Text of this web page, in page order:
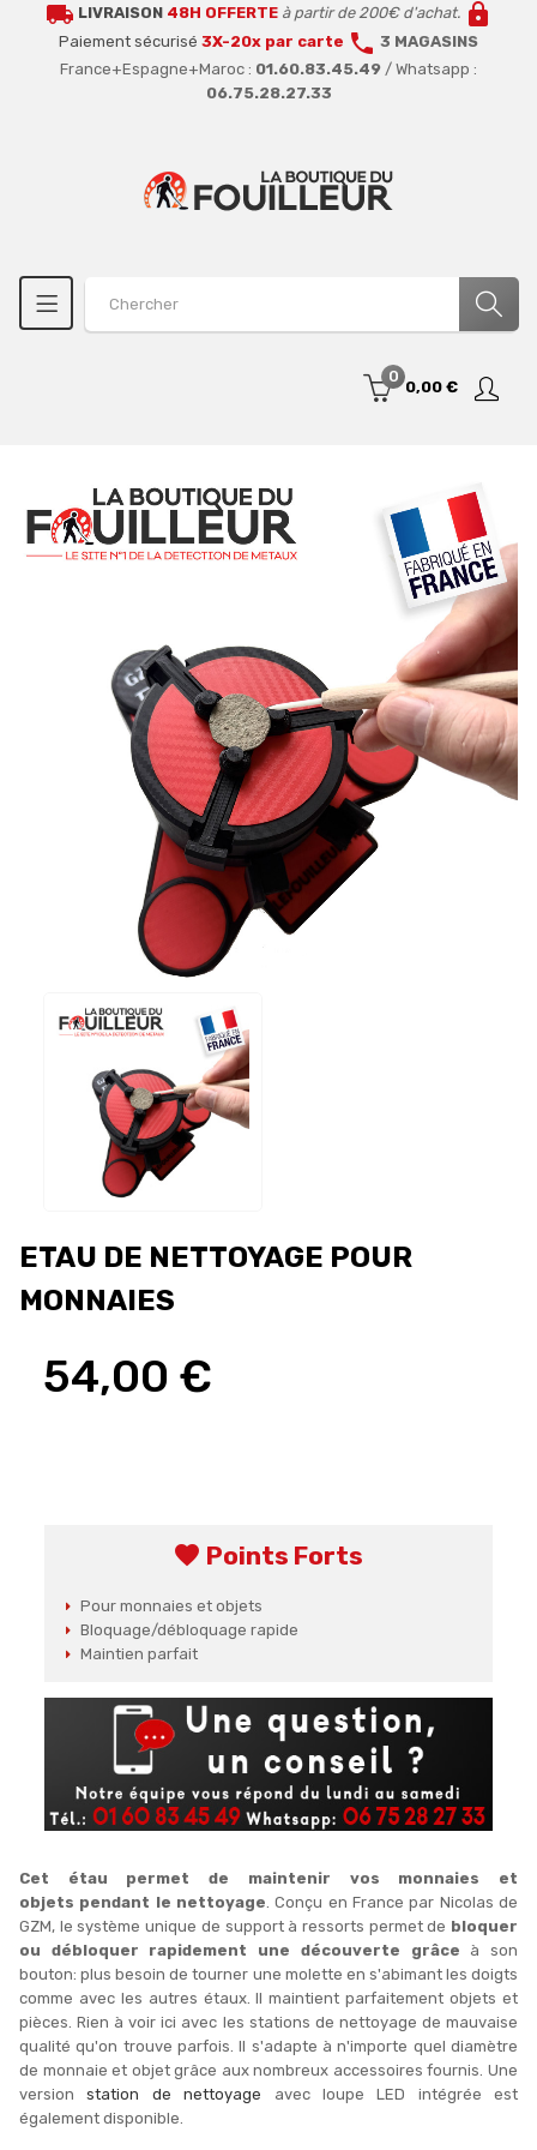
local_shipping LIVRAISON 48H OFFERTE à partir de 200€ d'achat. lock
Paiement sécurisé 3X-20x par carte call 3 MAGASINS
France+Espagne+Maroc : 01.60.83.45.49 / Whatsapp :
06.75.28.27.33
0
0,00 €
ETAU DE NETTOYAGE POUR
MONNAIES
54,00 €
favorite Points Forts
Pour monnaies et objets
Bloquage/débloquage rapide
Maintien parfait
Cet étau permet de maintenir vos monnaies et
objets pendant le nettoyage . Conçu en France par Nicolas de
GZM, le système unique de support à ressorts permet de bloquer
ou débloquer rapidement une découverte grâce à son
bouton: plus besoin de tourner une molette en s'abimant les doigts
comme avec les autres étaux. Il maintient parfaitement objets et
pièces. Rien à voir ici avec les stations de nettoyage de mauvaise
qualité qu'on trouve parfois. Il s'adapte à n'importe quel diamètre
de monnaie et objet grâce aux nombreux accessoires fournis. Une
versionstation de nettoyage avec loupe LED intégrée est
également disponible.